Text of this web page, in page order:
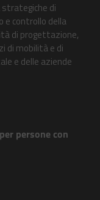
di
e controllo della
di progettazione,
di mobilità e di
e delle aziende
persone con